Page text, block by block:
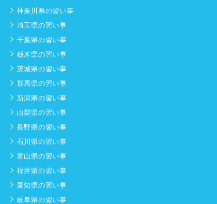
神奈川県の習い事
埼玉県の習い事
千葉県の習い事
栃木県の習い事
茨城県の習い事
群馬県の習い事
新潟県の習い事
山梨県の習い事
長野県の習い事
石川県の習い事
富山県の習い事
福井県の習い事
愛知県の習い事
岐阜県の習い事